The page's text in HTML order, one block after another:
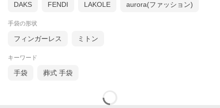
DAKS FENDI LAKOLE aurora(ファッション)
手袋の形状
フィンガーレス ミトン
キーワード
手袋 葬式 手袋